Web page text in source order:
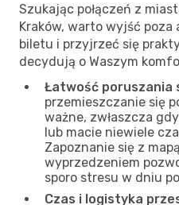
Szukając połączeń z
Kraków, warto wyjść poza
biletu i przyjrzeć się
decydują o Waszym
Łatwość poruszania
przemieszczanie się
ważne, zwłaszcza
lub macie niewiele
Zapoznanie się z
wyprzedzeniem
sporo stresu w dniu
Czas i logistyka